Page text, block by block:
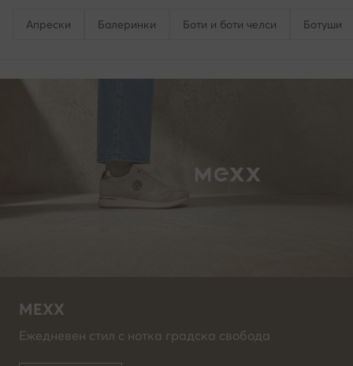
Апрески Балеринки Боти и боти челси Ботуши
MEXX
Ежедневен стил с нотка градска свобода